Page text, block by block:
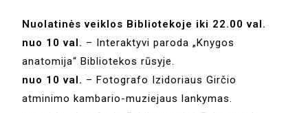
Nuolatinės veiklos Bibliotekoje iki 22.00 val.
nuo 10 val. – Interaktyvi paroda „Knygos
anatomija“ Bibliotekos rūsyje.
nuo 10 val. – Fotografo Izidoriaus Girčio
atminimo kambario-muziejaus lankymas.